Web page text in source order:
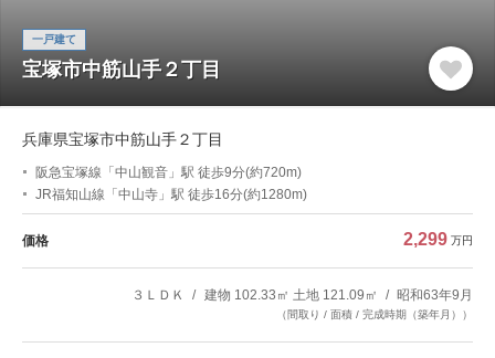
一戸建て
宝塚市中筋山手２丁目
兵庫県宝塚市中筋山手２丁目
阪急宝塚線「中山観音」駅 徒歩9分(約720m)
JR福知山線「中山寺」駅 徒歩16分(約1280m)
価格 2,299 万円
３ＬＤＫ 建物 102.33㎡ 土地 121.09㎡ 昭和63年9月
（間取り / 面積 / 完成時期（築年月））